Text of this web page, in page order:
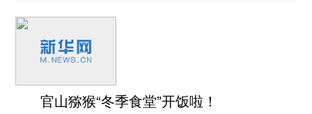
官山猕猴“冬季食堂”开饭啦！